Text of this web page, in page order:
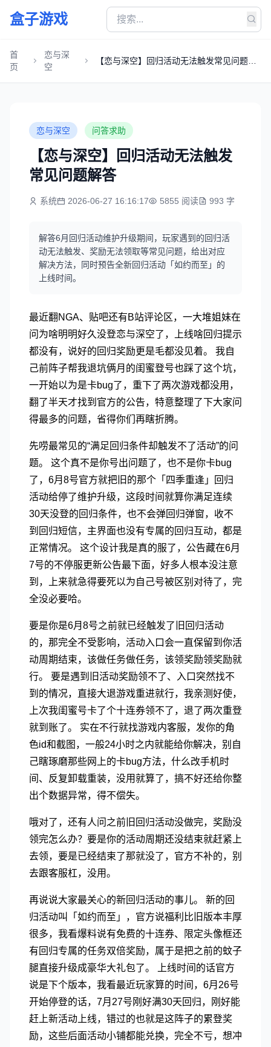
盒子游戏
首
页
恋与深
空
【恋与深空】回归活动无法触发常见问题解
恋与深空 问答求助
【恋与深空】回归活动无法触发
常见问题解答
系统 2026-06-27 16:16:17 5855 阅读 993 字
解答6月回归活动维护升级期间，玩家遇到的回归活
动无法触发、奖励无法领取等常见问题，给出对应
解决方法，同时预告全新回归活动「如约而至」的
上线时间。
最近翻NGA、贴吧还有B站评论区，一大堆姐妹在
问为啥明明好久没登恋与深空了，上线啥回归提示
都没有，说好的回归奖励更是毛都没见着。 我自
己前阵子帮我退坑俩月的闺蜜登号也踩了这个坑，
一开始以为是卡bug了，重下了两次游戏都没用，
翻了半天才找到官方的公告，特意整理了下大家问
得最多的问题，省得你们再瞎折腾。
先唠最常见的“满足回归条件却触发不了活动”的问
题。 这个真不是你号出问题了，也不是你卡bug
了，6月8号官方就把旧的那个「四季重逢」回归
活动给停了维护升级，这段时间就算你满足连续
30天没登的回归条件，也不会弹回归弹窗，收不
到回归短信，主界面也没有专属的回归互动，都是
正常情况。 这个设计我是真的服了，公告藏在6月
7号的不停服更新公告最下面，好多人根本没注意
到，上来就急得要死以为自己号被区别对待了，完
全没必要哈。
要是你是6月8号之前就已经触发了旧回归活动
的，那完全不受影响，活动入口会一直保留到你活
动周期结束，该做任务做任务，该领奖励领奖励就
行。 要是遇到旧活动奖励领不了、入口突然找不
到的情况，直接大退游戏重进就行，我亲测好使，
上次我闺蜜号卡了个十连券领不了，退了两次重登
就到账了。 实在不行就找游戏内客服，发你的角
色id和截图，一般24小时之内就能给你解决，别自
己瞎琢磨那些网上的卡bug方法，什么改手机时
间、反复卸载重装，没用就算了，搞不好还给你整
出个数据异常，得不偿失。
哦对了，还有人问之前旧回归活动没做完，奖励没
领完怎么办？要是你的活动周期还没结束就赶紧上
去领，要是已经结束了那就没了，官方不补的，别
去跟客服杠，没用。
再说说大家最关心的新回归活动的事儿。 新的回
归活动叫「如约而至」，官方说福利比旧版本丰厚
很多，我看爆料说有免费的十连券、限定头像框还
有回归专属的任务双倍奖励，属于是把之前的蚊子
腿直接升级成豪华大礼包了。 上线时间的话官方
说是下个版本，我看最近玩家算的时间，6月26号
开始停登的话，7月27号刚好满30天回归，刚好能
赶上新活动上线，错过的也就是这阵子的累登奖
励，这些后面活动小铺都能兑换，完全不亏，想冲